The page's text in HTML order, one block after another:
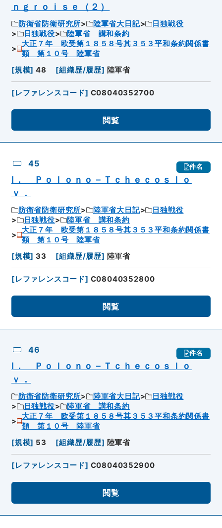
ｎｇｒｏｉｓｅ（２）
防衛省防衛研究所 陸軍省大日記
日独戦役
日独戦役
陸軍省 講和条約
大正７年 欧受第１８５８号其３５３平和条約関係書
類 第１０号 陸軍省
[規模] 48 [組織歴/履歴] 陸軍省
[レファレンスコード] C08040352700
閲覧
45 件名
Ⅰ． Ｐｏｌｏｎｏ－Ｔｃｈｅｃｏｓｌｏ
ｖ．
防衛省防衛研究所 陸軍省大日記
日独戦役
日独戦役
陸軍省 講和条約
大正７年 欧受第１８５８号其３５３平和条約関係書
類 第１０号 陸軍省
[規模] 33 [組織歴/履歴] 陸軍省
[レファレンスコード] C08040352800
閲覧
46 件名
Ⅰ． Ｐｏｌｏｎｏ－Ｔｃｈｅｃｏｓｌｏ
ｖ．
防衛省防衛研究所 陸軍省大日記
日独戦役
日独戦役
陸軍省 講和条約
大正７年 欧受第１８５８号其３５３平和条約関係書
類 第１０号 陸軍省
[規模] 53 [組織歴/履歴] 陸軍省
[レファレンスコード] C08040352900
閲覧